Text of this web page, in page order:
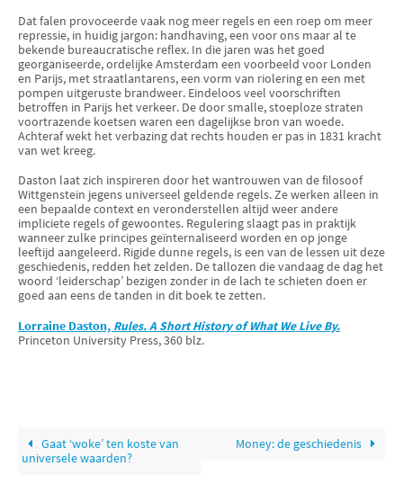
Dat falen provoceerde vaak nog meer regels en een roep om meer
repressie, in huidig jargon: handhaving, een voor ons maar al te
bekende bureaucratische reflex. In die jaren was het goed
georganiseerde, ordelijke Amsterdam een voorbeeld voor Londen
en Parijs, met straatlantarens, een vorm van riolering en een met
pompen uitgeruste brandweer. Eindeloos veel voorschriften
betroffen in Parijs het verkeer. De door smalle, stoeploze straten
voortrazende koetsen waren een dagelijkse bron van woede.
Achteraf wekt het verbazing dat rechts houden er pas in 1831 kracht
van wet kreeg.
Daston laat zich inspireren door het wantrouwen van de filosoof
Wittgenstein jegens universeel geldende regels. Ze werken alleen in
een bepaalde context en veronderstellen altijd weer andere
impliciete regels of gewoontes. Regulering slaagt pas in praktijk
wanneer zulke principes geïnternaliseerd worden en op jonge
leeftijd aangeleerd. Rigide dunne regels, is een van de lessen uit deze
geschiedenis, redden het zelden. De tallozen die vandaag de dag het
woord ‘leiderschap’ bezigen zonder in de lach te schieten doen er
goed aan eens de tanden in dit boek te zetten.
Lorraine Daston, Rules. A Short History of What We Live By.
Princeton University Press, 360 blz.
Gaat ‘woke’ ten koste van
universele waarden?
Money: de geschiedenis